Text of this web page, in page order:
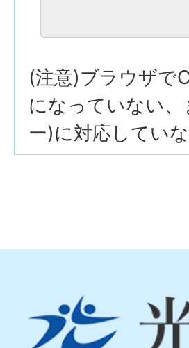
(注意)ブラウザで
になっていない
ー)に対応してい
市